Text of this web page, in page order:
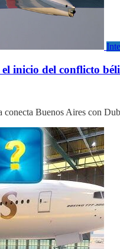
inicio del conflicto
Buenos Aires con